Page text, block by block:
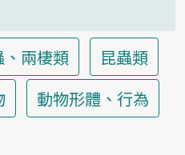
、兩棲類
昆蟲類
動物形體、行為